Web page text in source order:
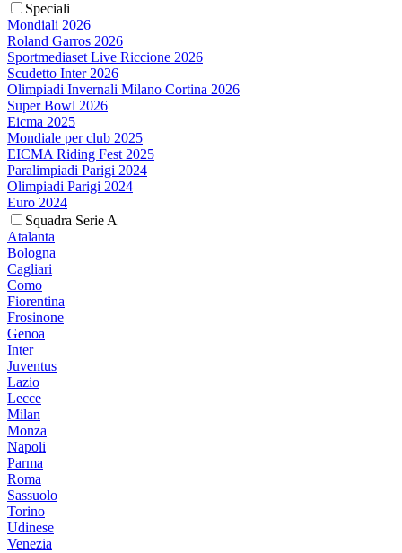
Speciali
Mondiali 2026
Roland Garros 2026
Sportmediaset Live Riccione 2026
Scudetto Inter 2026
Olimpiadi Invernali Milano Cortina 2026
Super Bowl 2026
Eicma 2025
Mondiale per club 2025
EICMA Riding Fest 2025
Paralimpiadi Parigi 2024
Olimpiadi Parigi 2024
Euro 2024
Squadra Serie A
Atalanta
Bologna
Cagliari
Como
Fiorentina
Frosinone
Genoa
Inter
Juventus
Lazio
Lecce
Milan
Monza
Napoli
Parma
Roma
Sassuolo
Torino
Udinese
Venezia